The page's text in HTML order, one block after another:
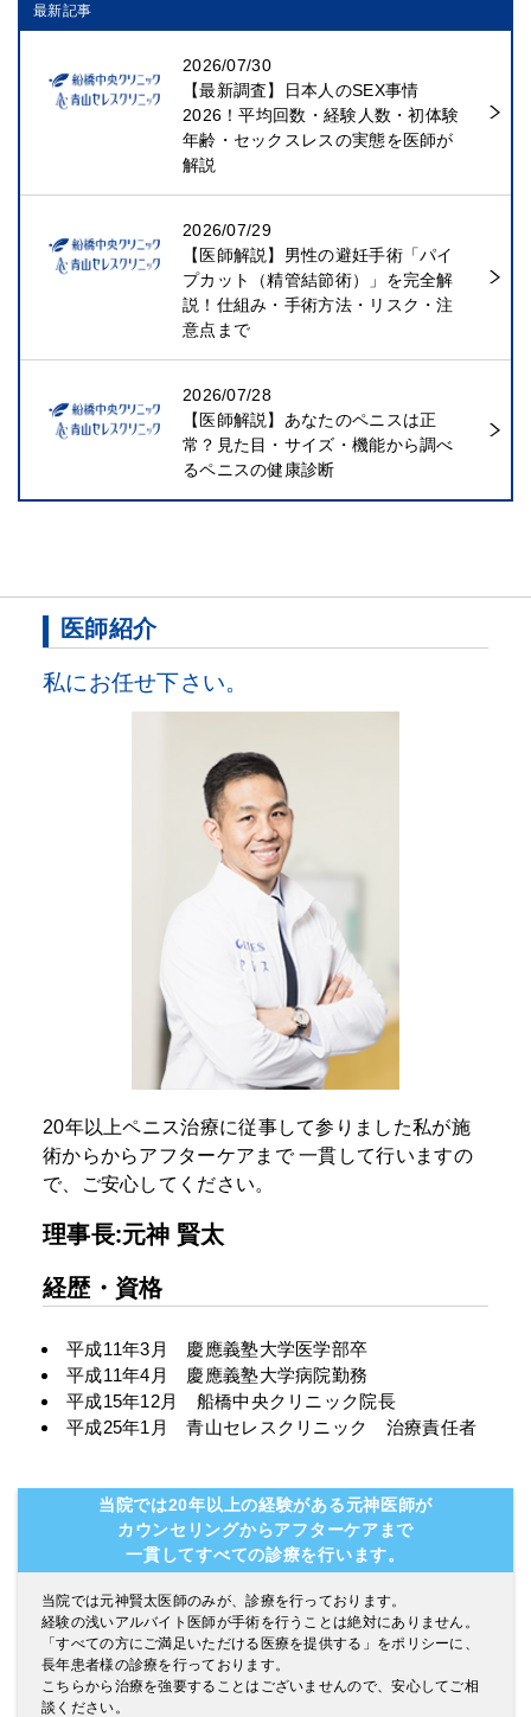
最新記事
2026/07/30
【最新調査】日本人のSEX事情
2026！平均回数・経験人数・初体験
年齢・セックスレスの実態を医師が
解説
2026/07/29
【医師解説】男性の避妊手術「パイ
プカット（精管結節術）」を完全解
説！仕組み・手術方法・リスク・注
意点まで
2026/07/28
【医師解説】あなたのペニスは正
常？見た目・サイズ・機能から調べ
るペニスの健康診断
医師紹介
私にお任せ下さい。
20年以上ペニス治療に従事して参りました私が施
術からからアフターケアまで一貫して行いますの
で、ご安心してください。
理事長:元神 賢太
経歴・資格
平成11年3月 慶應義塾大学医学部卒
平成11年4月 慶應義塾大学病院勤務
平成15年12月 船橋中央クリニック院長
平成25年1月 青山セレスクリニック 治療責任者
当院では20年以上の経験がある元神医師が
カウンセリングからアフターケアまで
一貫してすべての診療を行います。
当院では元神賢太医師のみが、診療を行っております。
経験の浅いアルバイト医師が手術を行うことは絶対にありません。
「すべての方にご満足いただける医療を提供する」をポリシーに、
長年患者様の診療を行っております。
こちらから治療を強要することはございませんので、安心してご相
談ください。